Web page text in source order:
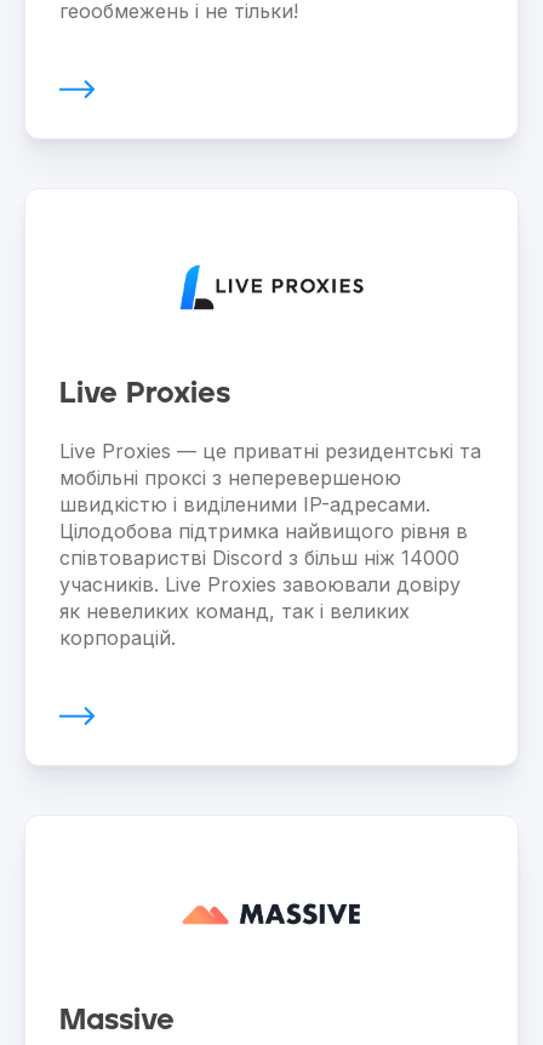
геообмежень і не тільки!
Live Proxies
Live Proxies — це приватні резидентські та
мобільні проксі з неперевершеною
швидкістю і виділеними IP-адресами.
Цілодобова підтримка найвищого рівня в
співтоваристві Discord з більш ніж 14000
учасників. Live Proxies завоювали довіру
як невеликих команд, так і великих
корпорацій.
Massive